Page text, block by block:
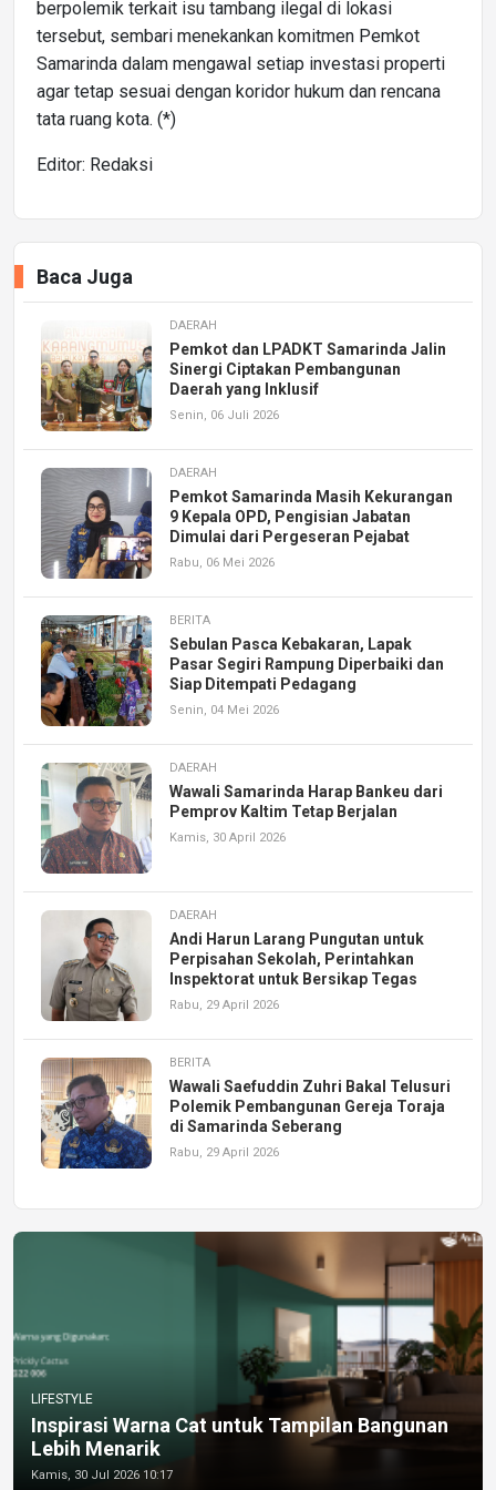
berpolemik terkait isu tambang ilegal di lokasi
tersebut, sembari menekankan komitmen Pemkot
Samarinda dalam mengawal setiap investasi properti
agar tetap sesuai dengan koridor hukum dan rencana
tata ruang kota. (*)
Editor: Redaksi
Baca Juga
DAERAH
Pemkot dan LPADKT Samarinda Jalin
Sinergi Ciptakan Pembangunan
Daerah yang Inklusif
Senin, 06 Juli 2026
DAERAH
Pemkot Samarinda Masih Kekurangan
9 Kepala OPD, Pengisian Jabatan
Dimulai dari Pergeseran Pejabat
Rabu, 06 Mei 2026
BERITA
Sebulan Pasca Kebakaran, Lapak
Pasar Segiri Rampung Diperbaiki dan
Siap Ditempati Pedagang
Senin, 04 Mei 2026
DAERAH
Wawali Samarinda Harap Bankeu dari
Pemprov Kaltim Tetap Berjalan
Kamis, 30 April 2026
DAERAH
Andi Harun Larang Pungutan untuk
Perpisahan Sekolah, Perintahkan
Inspektorat untuk Bersikap Tegas
Rabu, 29 April 2026
BERITA
Wawali Saefuddin Zuhri Bakal Telusuri
Polemik Pembangunan Gereja Toraja
di Samarinda Seberang
Rabu, 29 April 2026
LIFESTYLE
Inspirasi Warna Cat untuk Tampilan Bangunan
Lebih Menarik
Kamis, 30 Jul 2026 10:17